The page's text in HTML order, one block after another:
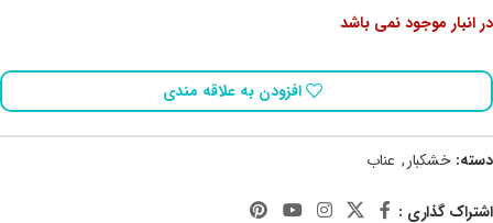
در انبار موجود نمی باشد
افزودن به علاقه مندی
دسته: خشکبار, عناب
اشتراک گذاری :